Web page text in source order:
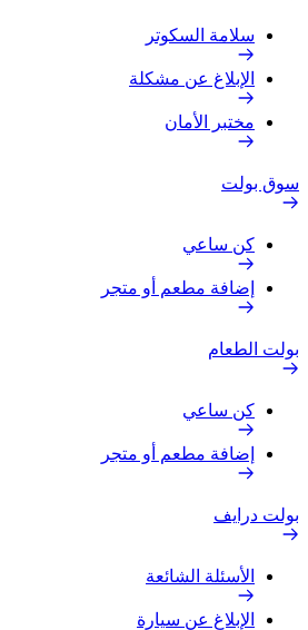
سلامة السكوتر
الإبلاغ عن مشكلة
مختبر الأمان
سوق بولت
كن ساعي
إضافة مطعم أو متجر
بولت الطعام
كن ساعي
إضافة مطعم أو متجر
بولت درايف
الأسئلة الشائعة
الإبلاغ عن سيارة